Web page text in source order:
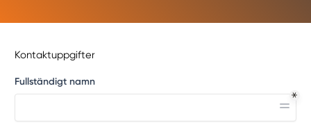
Kontaktuppgifter
Fullständigt namn